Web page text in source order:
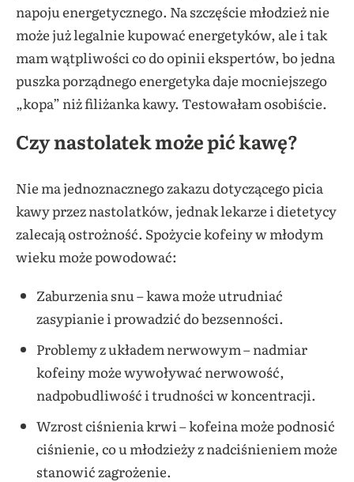
napoju energetycznego. Na szczęście młodzież nie
może już legalnie kupować energetyków, ale i tak
mam wątpliwości co do opinii ekspertów, bo jedna
puszka porządnego energetyka daje mocniejszego
„kopa” niż filiżanka kawy. Testowałam osobiście.
Czy nastolatek może pić kawę?
Nie ma jednoznacznego zakazu dotyczącego picia
kawy przez nastolatków, jednak lekarze i dietetycy
zalecają ostrożność. Spożycie kofeiny w młodym
wieku może powodować:
Zaburzenia snu – kawa może utrudniać
zasypianie i prowadzić do bezsenności.
Problemy z układem nerwowym – nadmiar
kofeiny może wywoływać nerwowość,
nadpobudliwość i trudności w koncentracji.
Wzrost ciśnienia krwi – kofeina może podnosić
ciśnienie, co u młodzieży z nadciśnieniem może
stanowić zagrożenie.